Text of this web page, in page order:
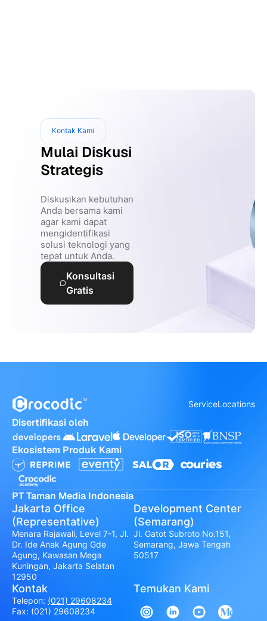
Kontak Kami
Mulai Diskusi
Strategis
Diskusikan kebutuhan
Anda bersama kami
agar kami dapat
mengidentifikasi
solusi teknologi yang
tepat untuk Anda.
Konsultasi
Gratis
ServiceLocations
Disertifikasi oleh
Ekosistem Produk Kami
PT Taman Media Indonesia
Jakarta Office
(Representative)
Menara Rajawali, Level 7-1, Jl.
Dr. Ide Anak Agung Gde
Agung, Kawasan Mega
Kuningan, Jakarta Selatan
12950
Development Center
(Semarang)
Jl. Gatot Subroto No.151,
Semarang, Jawa Tengah
50517
Kontak
Telepon: (021) 29608234
Fax: (021) 29608234
Temukan Kami